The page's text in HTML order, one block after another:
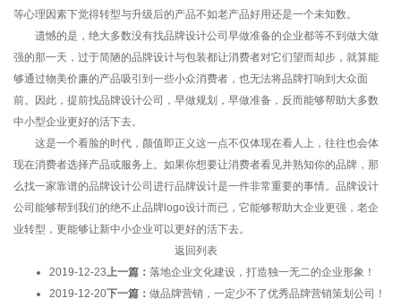
等心理因素下觉得转型与升级后的产品不如老产品好用还是一个未知数。
遗憾的是，绝大多数没有找品牌设计公司早做准备的企业都等不到做大做
强的那一天，过于简陋的品牌设计与包装都让消费者对它们望而却步，就算能
够通过物美价廉的产品吸引到一些小众消费者，也无法将品牌打响到大众面
前。因此，提前找品牌设计公司，早做规划，早做准备，反而能够帮助大多数
中小型企业更好的活下去。
这是一个看脸的时代，颜值即正义这一点不仅体现在看人上，往往也会体
现在消费者选择产品或服务上。如果你想要让消费者看见并熟知你的品牌，那
么找一家靠谱的品牌设计公司进行品牌设计是一件非常重要的事情。品牌设计
公司能够帮到我们的绝不止品牌logo设计而已，它能够帮助大企业更强，老企
业转型，更能够让新中小企业可以更好的活下去。
返回列表
2019-12-23上一篇： 落地企业文化建设，打造独一无二的企业形象！
2019-12-20下一篇： 做品牌营销，一定少不了优秀品牌营销策划公司！